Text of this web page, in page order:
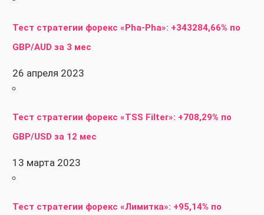
Тест стратегии форекс «Pha-Pha»: +343284,66% по
GBP/AUD за 3 мес
26 апреля 2023
Тест стратегии форекс «TSS Filter»: +708,29% по
GBP/USD за 12 мес
13 марта 2023
Тест стратегии форекс «Лимитка»: +95,14% по